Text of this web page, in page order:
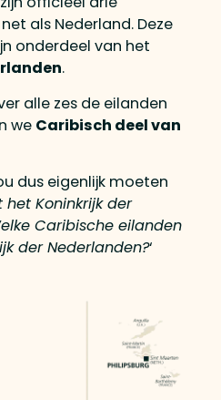
als Nederland. Deze
onderdeel van het
.
alle zes de eilanden
we Caribisch deel van
dus eigenlijk moeten
Koninkrijk der
Caribische eilanden
der Nederlanden?‘